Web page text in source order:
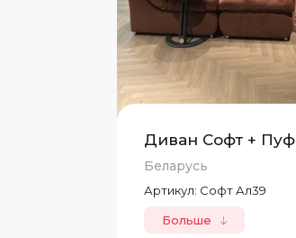
Диван Софт + Пуф
Беларусь
Артикул: Софт Ал39
Больше